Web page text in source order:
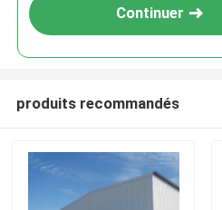
Continuer
produits recommandés